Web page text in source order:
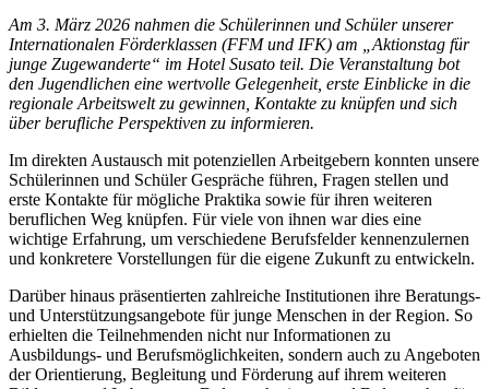
Am 3. März 2026 nahmen die Schülerinnen und Schüler unserer
Internationalen Förderklassen (FFM und IFK) am „Aktionstag für
junge Zugewanderte“ im Hotel Susato teil. Die Veranstaltung bot
den Jugendlichen eine wertvolle Gelegenheit, erste Einblicke in die
regionale Arbeitswelt zu gewinnen, Kontakte zu knüpfen und sich
über berufliche Perspektiven zu informieren.
Im direkten Austausch mit potenziellen Arbeitgebern konnten unsere
Schülerinnen und Schüler Gespräche führen, Fragen stellen und
erste Kontakte für mögliche Praktika sowie für ihren weiteren
beruflichen Weg knüpfen. Für viele von ihnen war dies eine
wichtige Erfahrung, um verschiedene Berufsfelder kennenzulernen
und konkretere Vorstellungen für die eigene Zukunft zu entwickeln.
Darüber hinaus präsentierten zahlreiche Institutionen ihre Beratungs-
und Unterstützungsangebote für junge Menschen in der Region. So
erhielten die Teilnehmenden nicht nur Informationen zu
Ausbildungs- und Berufsmöglichkeiten, sondern auch zu Angeboten
der Orientierung, Begleitung und Förderung auf ihrem weiteren